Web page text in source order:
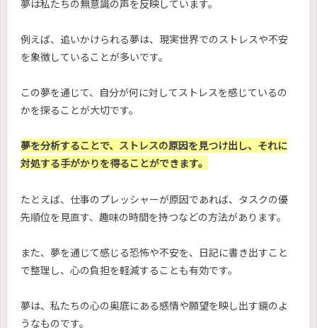
夢は私たちの無意識の声を反映しています。
例えば、追いかけられる夢は、現実世界でのストレスや不安
を象徴していることが多いです。
この夢を通じて、自分が何に対してストレスを感じているの
かを探ることが大切です。
夢を分析することで、ストレスの原因を見つけ出し、それに
対処する手がかりを得ることができます。
たとえば、仕事のプレッシャーが原因であれば、タスクの優
先順位を見直す、趣味の時間を持つなどの方法があります。
また、夢を通じて感じる恐怖や不安を、日記に書き出すこと
で整理し、心の負担を軽減することも有効です。
夢は、私たちの心の奥底にある感情や願望を映し出す鏡のよ
うなものです。